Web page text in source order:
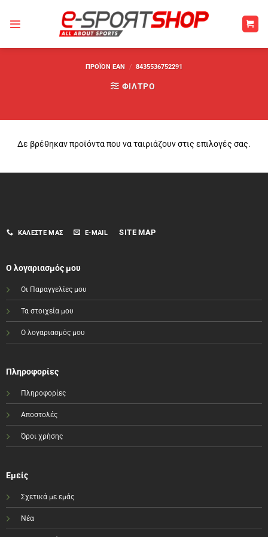
περιεχόμενο
ΠΡΟΪΌΝ EAN / 8435536752291
ΦΊΛΤΡΟ
Δε βρέθηκαν προϊόντα που να ταιριάζουν στις επιλογές σας.
ΚΑΛΈΣΤΕ ΜΑΣ E-MAIL SITE MAP
Ο λογαριασμός μου
Οι Παραγγελίες μου
Τα στοιχεία μου
Ο λογαριασμός μου
Πληροφορίες
Πληροφορίες
Αποστολές
Όροι χρήσης
Εμείς
Σχετικά με εμάς
Νέα